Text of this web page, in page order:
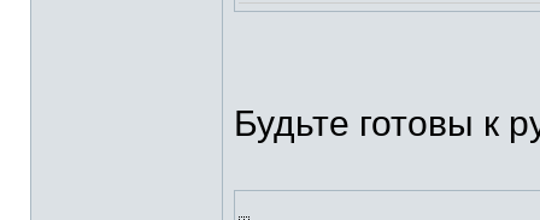
Будьте готовы к